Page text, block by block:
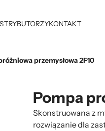
KONTAKT
przemysłowa 2F10
Pompa
Skonstruowana z
rozwiązanie dla